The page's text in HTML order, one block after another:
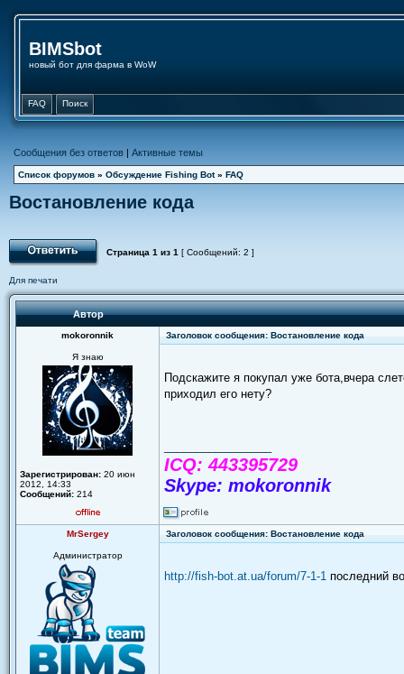
BIMSbot
новый бот для фарма в WoW
FAQ Поиск
Сообщения без ответов | Активные темы
Список форумов » Обсуждение Fishing Bot» FAQ
Востановление кода
Страница 1 из 1 [ Сообщений: 2 ]
Для печати
Автор
mokoronnik Заголовок сообщения: Востановление кода
Я знаю
Зарегистрирован: 20 июн
2012, 14:33
Сообщений: 214
Подскажите я покупал уже бота,вчера
приходил его нету?
ICQ: 443395729
Skype: mokoronnik
MrSergey Заголовок сообщения: Востановление кода
Администратор
http://fish-bot.at.ua/forum/7-1-1 последний